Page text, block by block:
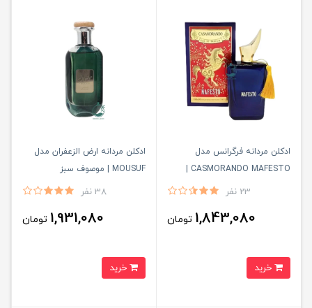
ادكلن مردانه فرگرانس مدل
CASMORANDO MAFESTO |
كازاموراندو مفيستو
23 نفر
1,843,080 تومان
ادكلن مردانه ارض الزعفران مدل
MOUSUF | موصوف سبز
38 نفر
1,931,080 تومان